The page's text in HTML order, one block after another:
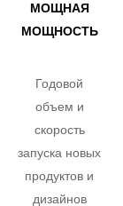
МОЩНАЯ
МОЩНОСТЬ
Годовой
объем и
скорость
запуска новых
продуктов и
дизайнов